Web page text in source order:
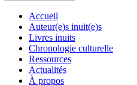
Accueil
Auteur(e)s inuit(e)s
Livres inuits
Chronologie culturelle
Ressources
Actualités
À propos